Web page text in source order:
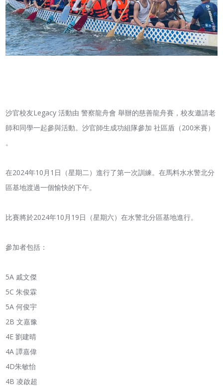
沙官校友Legacy 活動由 警察龍舟會 舉辦的慈善龍舟賽，校友邀請老
師和同學一起參與活動。沙官師生成功組隊參加 社區盾（200米賽）
。
在2024年10月1日（星期二）進行了第一次訓練。在馬料水水警北分
區基地渡過一個愉快的下午。
比賽將於2024年10月19日（星期六）在水警北分區基地進行。
參加者包括：
5A 戚文傑
⁠5C 朱俊霖
⁠5A 何俊宇
⁠2B 文嘉豫
⁠4E 劉建晴
⁠4A 譚嘉偉
4D朱敏怡
4B 凌啟超